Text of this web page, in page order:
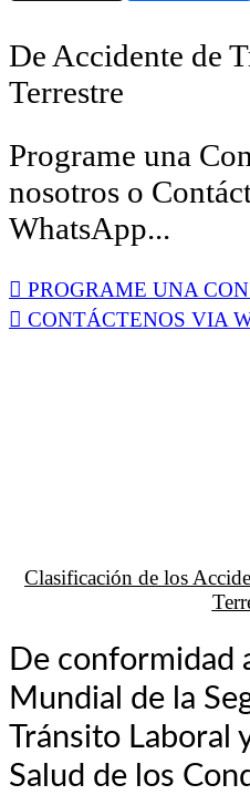
De Accidente de
Terrestre
Programe una
nosotros o
WhatsApp...
PROGRAME UNA
CONTÁCTENOS VIA
Clasificación de los
De conformidad
Mundial de la
Tránsito Laboral
Salud de los